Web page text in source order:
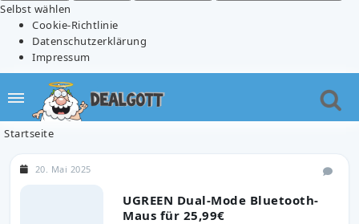
Selbst wählen
Cookie-Richtlinie
Datenschutzerklärung
Impressum
Startseite
UGREEN Dual-Mode Bluetooth-
Maus für 25,99€
20. Mai 2025